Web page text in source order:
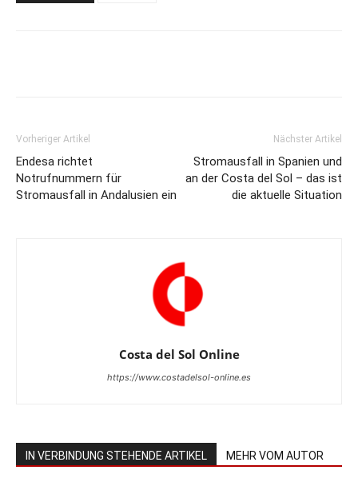
Vorheriger Artikel
Endesa richtet
Notrufnummern für
Stromausfall in Andalusien ein
Nächster Artikel
Stromausfall in Spanien und
an der Costa del Sol – das ist
die aktuelle Situation
Costa del Sol Online
https://www.costadelsol-online.es
IN VERBINDUNG STEHENDE ARTIKEL MEHR VOM AUTOR